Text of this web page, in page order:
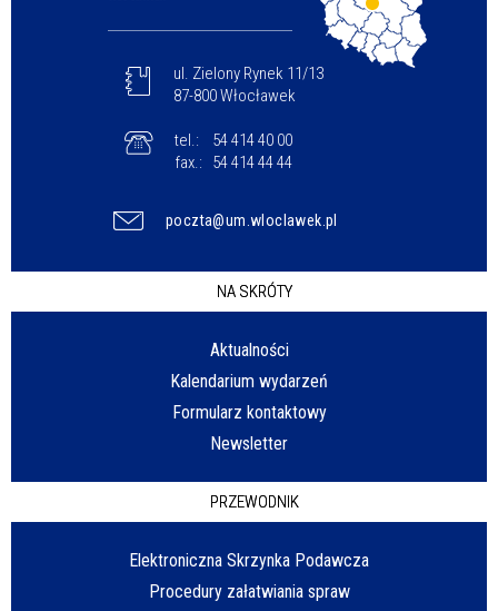
ul. Zielony Rynek 11/13
87-800 Włocławek
tel.:
54 414 40 00
fax.:
54 414 44 44
poczta@um.wloclawek.pl
NA SKRÓTY
Aktualności
Kalendarium wydarzeń
Formularz kontaktowy
Newsletter
PRZEWODNIK
Elektroniczna Skrzynka Podawcza
Procedury załatwiania spraw